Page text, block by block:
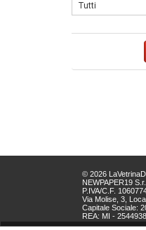
Tutti
© 2026
NEWPAPER19
P.IVA/C.F.
Via Molise, 3,
Capitale Sociale:
REA: MI - 2544938